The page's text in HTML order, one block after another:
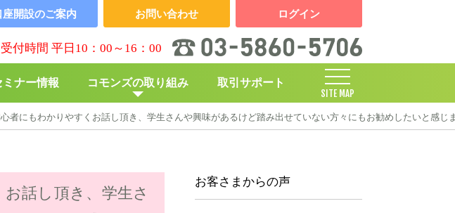
ミナー情報 コモンズの取り組み
▶︎ 寄付のしくみ
取引サポート
SITE MAP
座開設のご案内 お問い合わせ ログイン
受付時間 平日10：00～16：00
者にもわかりやすくお話し頂き、学生さんや興味があるけど踏み出せていない方々にもお勧めしたいと感じ
話し頂き、学生さ
お客さまからの声